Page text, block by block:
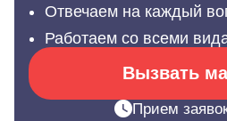
Отвечаем на каждый
Работаем со всеми
Вызвать
Прием